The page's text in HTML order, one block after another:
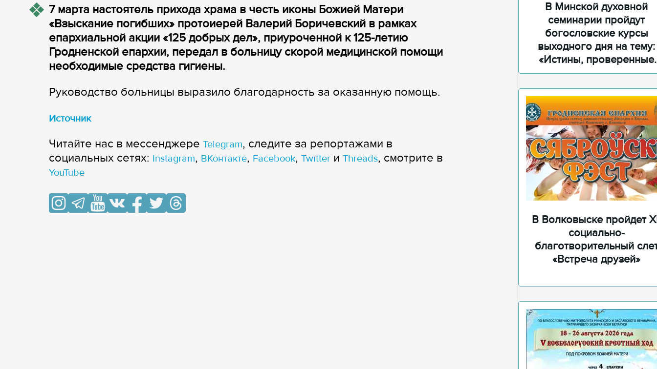
7 марта настоятель прихода храма в честь иконы Божией Матери
«Взыскание погибших» протоиерей Валерий Боричевский в рамках
епархиальной акции «125 добрых дел», приуроченной к 125-летию
Гродненской епархии, передал в больницу скорой медицинской помощи
необходимые средства гигиены.
Руководство больницы выразило благодарность за оказанную помощь.
Источник
Читайте нас в мессенджере Telegram, следите за репортажами в
cоциальных сетях: Instagram, ВКонтакте, Facebook, Twitter и Threads, смотрите в
YouTube
В Минской духовной
семинарии пройдут
богословские курсы
выходного дня на тему:
«Истины, проверенные
временем»
В Волковыске пройдет
социально-
благотворительный
«Встреча друзей»